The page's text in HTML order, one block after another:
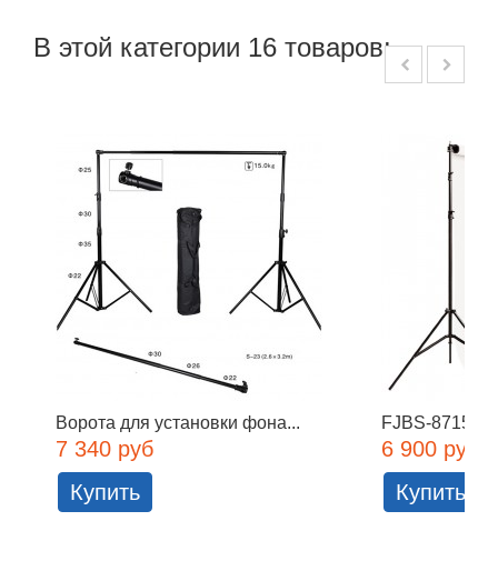
В этой категории 16 товаров:
Ворота для установки фона...
7 340 руб
Купить
FJBS-8715
6 900 руб
Купить